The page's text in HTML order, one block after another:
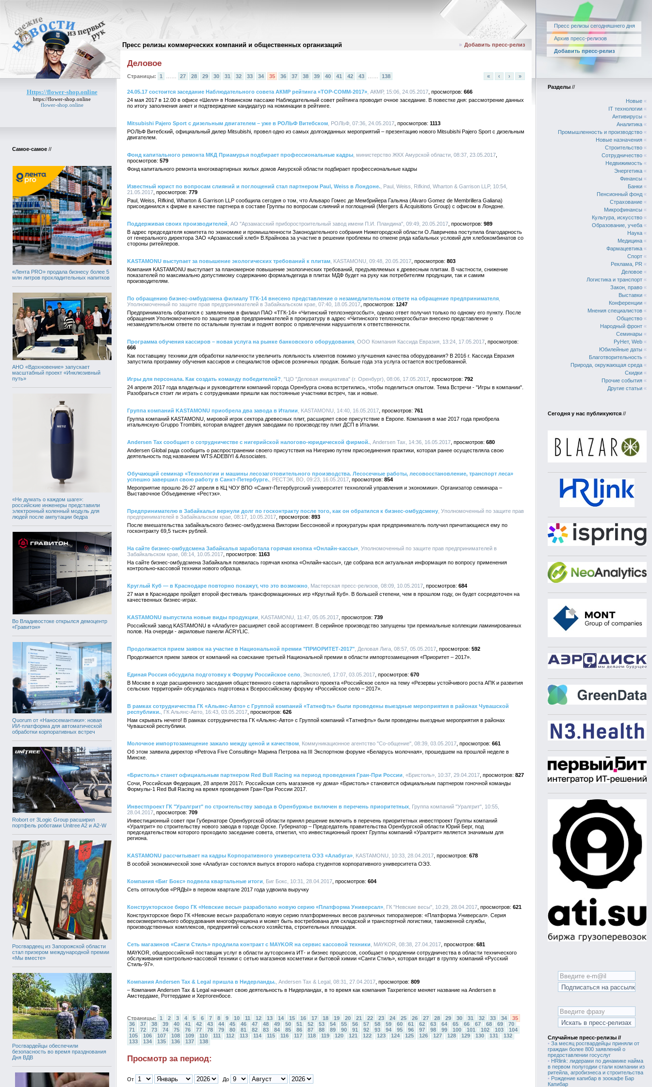
Пресс релизы коммерческих компаний и общественных организаций
Пресс релизы сегодняшнего дня
Архив пресс-релизов
Добавить пресс-релиз
Https://flower-shop.online
https://flower-shop.online
flower-shop.online
Самое-самое //
«Лента PRO» продала бизнесу более 5
млн литров прохладительных напитков
АНО «Вдохновение» запускает
масштабный проект «Инклюзивный
путь»
«Не думать о каждом шаге»:
российские инженеры представили
электронный коленный модуль для
людей после ампутации бедра
Во Владивостоке открылся демоцентр
«Гравитон»
Quorum от «Наносемантики»: новая
ИИ-платформа для автоматической
обработки корпоративных встреч
Robort от 3Logic Group расширил
портфель роботами Unitree A2 и A2-W
Росгвардеец из Запорожской области
стал призером международной премии
«Мы вместе»
Росгвардейцы обеспечили
безопасность во время празднования
Дня ВДВ
Архив пресс-релизов// » Добавить пресс-релиз
Деловое
Страницы: 1 27 28 29 30 31 32 33 34 35 36 37 38 39 40 41 42 43 138 « ‹ › »
24.05.17 состоится заседание Наблюдательного совета АКМР рейтинга «ТОР-СОММ-2017» , АКМР, 15:06, 24.05.2017
666
24 мая 2017 в 12.00 в офисе «Шелл» в Новинском пассаже Наблюдательный совет рейтинга проводит очное заседание. В повестке дня: рассмотрение данных
по итогу заполнения анкет и подтверждение кандидатур на номинации в рейтинге.
Mitsubishi Pajero Sport с дизельным двигателем – уже в РОЛЬФ Витебском , РОЛЬФ, 07:36, 24.05.2017
1113
РОЛЬФ Витебский, официальный дилер Mitsubishi, провел одно из самых долгожданных мероприятий – презентацию нового Mitsubishi Pajero Sport с дизельным
двигателем.
Фонд капитального ремонта МКД Приамурья подбирает профессиональные кадры , министерство ЖКХ Амурской области, 08:37, 23.05.2017
579
Фонд капитального ремонта многоквартирных жилых домов Амурской области подбирает профессиональные кадры
Известный юрист по вопросам слияний и поглощений стал партнером Paul, Weiss в Лондоне. , Paul, Weiss, Rifkind, Wharton & Garrison LLP, 10:54,
21.05.2017
779
Paul, Weiss, Rifkind, Wharton & Garrison LLP сообщила сегодня о том, что Альваро Гомес де Мембрийера Гальяна (Alvaro Gomez de Membrillera Galiana)
присоединился к фирме в качестве партнера в составе Группы по вопросам слияний и поглощений (Mergers & Acquisitions Group) с офисом в Лондоне.
Поддерживая своих производителей , АО "Арзамасский приборостроительный завод имени П.И. Пландина", 09:49, 20.05.2017
989
В адрес председателя комитета по экономике и промышленности Законодательного собрания Нижегородской области О.Лавричева поступила благодарность
от генерального директора ЗАО «Арзамасский хлеб» В.Крайнова за участие в решении проблемы по отмене ряда кабальных условий для хлебокомбинатов со
стороны ритейлеров.
KASTAMONU выступает за повышение экологических требований к плитам , KASTAMONU, 09:48, 20.05.2017
803
Компания KASTAMONU выступает за планомерное повышение экологических требований, предъявляемых к древесным плитам. В частности, снижение
показателей по максимально допустимому содержанию формальдегида в плитах МДФ будет на руку как потребителям продукции, так и самим
производителям.
По обращению бизнес-омбудсмена филиалу ТГК-14 внесено представление о незамедлительном ответе на обращение предпринимателя
Уполномоченный по защите прав предпринимателей в Забайкальском крае, 07:40, 18.05.2017
1247
Предприниматель обратился с заявлением в филиал ПАО «ТГК-14» «Читинский теплоэнергосбыт», однако ответ получил только по одному его пункту. После
обращения Уполномоченного по защите прав предпринимателей в прокуратуру в адрес «Читинского теплоэнергосбыта» внесено представление о
незамедлительном ответе по остальным пунктам и поднят вопрос о привлечении нарушителя к ответственности.
Программа обучения кассиров – новая услуга на рынке банковского оборудования , ООО Компания Кассида Евразия, 13:24, 17.05.2017
666
Как поставщику техники для обработки наличности увеличить лояльность клиентов помимо улучшения качества оборудования? В 2016 г. Кассида Евразия
запустила программу обучения кассиров и специалистов офисов розничных продаж. Больше года эта услуга остается востребованной.
Игры для персонала. Как создать команду победителей? , "ЦО "Деловая инициатива" (г. Оренбург), 08:06, 17.05.2017
792
24 апреля 2017 года владельцы и руководители компаний города Оренбурга снова встретились, чтобы поделиться опытом. Тема Встречи - "Игры в компании".
Разобраться стоит ли играть с сотрудниками пришли как постоянные участники встреч, так и новые.
Группа компаний KASTAMONU приобрела два завода в Италии , KASTAMONU, 14:40, 16.05.2017
761
Группа компаний KASTAMONU, мировой игрок сектора древесных плит, расширяет свое присутствие в Европе. Компания в мае 2017 года приобрела
итальянскую Gruppo Trombini, которая владеет двумя заводами по производству плит ДСП в Италии.
Andersen Tax сообщает о сотрудничестве с нигерийской налогово-юридической фирмой. , Andersen Tax, 14:36, 16.05.2017
680
Andersen Global рада сообщить о распространении своего присутствия на Нигерию путем присоединения практики, которая ранее осуществляла свою
деятельность под названием WTS ADEBIYI & Associates.
Обучающий семинар «Технологии и машины лесозаготовительного производства. Лесосечные работы, лесовосстановление, транспорт леса»
успешно завершил свою работу в Санкт-Петербурге. , РЕСТЭК, ВО, 09:23, 16.05.2017
854
Мероприятие прошло 26-27 апреля в КЦ ЧОУ ВПО «Санкт-Петербургский университет технологий управления и экономики». Организатор семинара –
Выставочное Объединение «Рестэк».
Предпринимателю в Забайкалье вернули долг по госконтракту после того, как он обратился к бизнес-омбудсмену , Уполномоченный по защите прав
предпринимателей в Забайкальском крае, 08:17, 10.05.2017
893
После вмешательства забайкальского бизнес-омбудсмена Виктории Бессоновой и прокуратуры края предприниматель получил причитающиеся ему по
госконтракту 69,5 тысяч рублей.
На сайте бизнес-омбудсмена Забайкалья заработала горячая кнопка «Онлайн-кассы» , Уполномоченный по защите прав предпринимателей в
Забайкальском крае, 08:14, 10.05.2017
1163
На сайте бизнес-омбудсмена Забайкалья появилась горячая кнопка «Онлайн-кассы», где собрана вся актуальная информация по вопросу применения
контрольно-кассовой техники нового образца.
Круглый Куб — в Краснодаре повторно покажут, что это возможно , Мастерская пресс-релизов, 08:09, 10.05.2017
684
27 мая в Краснодаре пройдет второй фестиваль трансформационных игр «Круглый Куб». В большей степени, чем в прошлом году, он будет сосредоточен на
качественных бизнес-играх.
KASTAMONU выпустила новые виды продукции , KASTAMONU, 11:47, 05.05.2017
739
Российский завод KASTAMONU в «Алабуге» расширяет свой ассортимент. В серийное производство запущены три премиальные коллекции ламинированных
полов. На очереди - акриловые панели ACRYLIC.
Продолжается прием заявок на участие в Национальной премии "ПРИОРИТЕТ-2017" , Деловая Лига, 08:57, 05.05.2017
592
Продолжается прием заявок от компаний на соискание третьей Национальной премии в области импортозамещения «Приоритет – 2017».
Единая Россия обсудила подготовку к Форуму Российское село , Экспохлеб, 17:07, 03.05.2017
670
В Москве в ходе расширенного заседания общественного совета партийного проекта «Российское село» на тему «Резервы устойчивого роста АПК и развития
сельских территорий» обсуждалась подготовка к Всероссийскому форуму «Российское село – 2017».
В рамках сотрудничества ГК «Альянс-Авто» с Группой компаний «Татнефть» были проведены выездные мероприятия в районах Чувашской
республики. , ГК Альянс-Авто, 16:43, 03.05.2017
626
Нам скрывать нечего! В рамках сотрудничества ГК «Альянс-Авто» с Группой компаний «Татнефть» были проведены выездные мероприятия в районах
Чувашской республики.
Молочное импортозамещение зажало между ценой и качеством , Коммуникационное агентство "Со-общение", 08:39, 03.05.2017
661
Об этом заявила директор «Petrova Five Consulting» Марина Петрова на III Экспортном форуме «Беларусь молочная», прошедшем на прошлой неделе в
Минске.
«Бристоль» станет официальным партнером Red Bull Racing на период проведения Гран-При России , «Бристоль», 10:37, 29.04.2017
827
Сочи, Российская Федерация, 28 апреля 2017г. Российская сеть магазинов «у дома» «Бристоль» становится официальным партнером гоночной команды
Формулы-1 Red Bull Racing на время проведения Гран-При России 2017.
Инвестпроект ГК "Уралгрит" по строительству завода в Оренбуржье включен в перечень приоритетных , Группа компаний "Уралгрит", 10:55,
28.04.2017
709
Инвестиционный совет при Губернаторе Оренбургской области принял решение включить в перечень приоритетных инвестпроект Группы компаний
«Уралгрит» по строительству нового завода в городе Орске. Губернатор – Председатель правительства Оренбургской области Юрий Берг, под
председательством которого проходило заседание совета, отметил, что инвестиционный проект Группы компаний «Уралгрит» является значимым для
региона.
KASTAMONU рассчитывает на кадры Корпоративного университета ОЭЗ «Алабуга» , KASTAMONU, 10:33, 28.04.2017
678
В особой экономической зоне «Алабуга» состоялся выпуск второго набора студентов корпоративного университета ОЭЗ.
Компания «Биг Бокс» подвела квартальные итоги , Биг Бокс, 10:31, 28.04.2017
604
Сеть оптоклубов «РЯДЫ» в первом квартале 2017 года удвоила выручку
Конструкторское бюро ГК «Невские весы» разработало новую серию «Платформа Универсал» , ГК "Невские весы", 10:29, 28.04.2017
621
Конструкторское бюро ГК «Невские весы» разработало новую серию платформенных весов различных типоразмеров: «Платформа Универсал». Серия
весоизмерительного оборудования многофункциона и может быть востребована для складской и транспортной логистики, таможенной службы,
производственных комплексов, предприятий сельского хозяйства, строительных площадок.
Сеть магазинов «Санги Стиль» продлила контракт с MAYKOR на сервис кассовой техники , MAYKOR, 08:38, 27.04.2017
681
MAYKOR, общероссийский поставщик услуг в области аутсорсинга ИТ- и бизнес процессов, сообщает о продлении сотрудничества в области технического
обслуживания контрольно-кассовой техники с сетью магазинов косметики и бытовой химии «Санги Стиль», которая входит в группу компаний «Русский
Стиль-97».
Компания Andersen Tax & Legal пришла в Нидерланды. , Andersen Tax & Legal, 08:31, 27.04.2017
809
– Компания Andersen Tax & Legal начинает свою деятельность в Нидерландах, в то время как компания Taxperience меняет название на Andersen в
Амстердаме, Роттердаме и Хертогенбосе.
Страницы: 1 2 3 4 5 6 7 8 9 10 11 12 13 14 15 16 17 18 19 20 21 22 23 24 25 26 27 28 29 30 31 32 33 34
35
36
37 38 39 40 41 42 43 44 45 46 47 48 49 50 51 52 53 54 55 56 57 58 59 60 61 62 63 64 65 66 67 68 69
70
71
72 73 74 75 76 77 78 79 80 81 82 83 84 85 86 87 88 89 90 91 92 93 94 95 96 97 98 99 100 101 102 103
104
105
106 107 108 109 110 111 112 113 114 115 116 117 118 119 120 121 122 123 124 125 126 127 128 129 130 131
132
133
134 135 136 137 138
Просмотр за период:
От До
Разделы //
Новые «
IT технологии «
Антивирусы «
Аналитика «
Промышленность и производство «
Новые назначения «
Строительство «
Сотрудничество «
Недвижимость «
Энергетика «
Финансы «
Банки «
Пенсионный фонд «
Страхование «
Микрофинансы «
Культура, искусство «
Образование, учеба «
Наука «
Медицина «
Фармацевтика «
Спорт «
Реклама, PR «
Деловое «
Логистика и транспорт «
Закон, право «
Выставки «
Конференции «
Мнения специалистов «
Общество «
Народный фронт «
Семинары «
РуНет, Web «
Юбилейные даты «
Благотворительность «
Природа, окружающая среда «
Скидки «
Прочие события «
Другие статьи «
Сегодня у нас публикуются //
Случайные пресс-релизы //
• За месяц росгвардейцы приняли от
граждан более 800 заявлений о
предоставлении госуслуг
• HRlink: лидерами по динамике найма
в первом полугодии стали компании из
ритейла, агробизнеса и строительства
• Рождение капибар в зоокафе Бар
Капибар